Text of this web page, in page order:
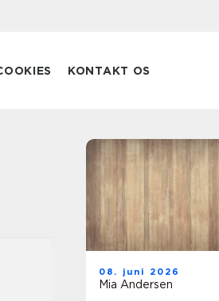
KONTAKT OS
08. juni 2026
Mia Andersen